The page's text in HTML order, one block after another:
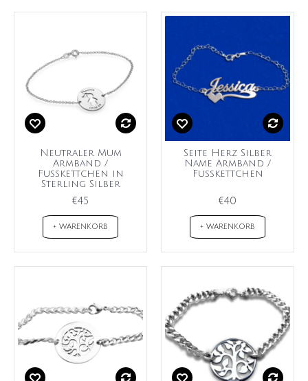
Neutraler Mum
Armband /
Fußkettchen in
Sterling Silber
€45
+ WARENKORB
Seite Herz Silber
Name Armband /
Fußkettchen
€40
+ WARENKORB